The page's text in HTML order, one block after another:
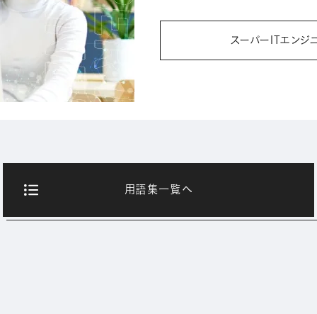
スーパーITエンジ
用語集一覧へ